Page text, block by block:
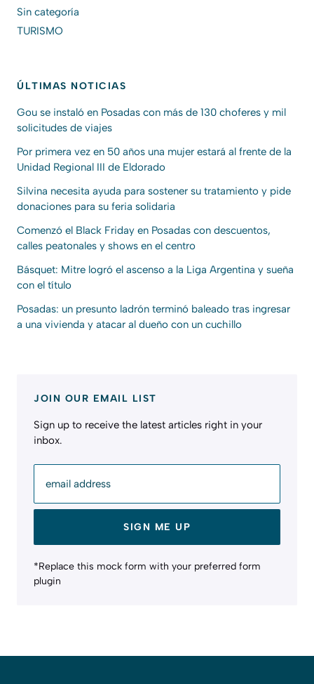
Sin categoría
TURISMO
ÚLTIMAS NOTICIAS
Gou se instaló en Posadas con más de 130 choferes y mil
solicitudes de viajes
Por primera vez en 50 años una mujer estará al frente de la
Unidad Regional III de Eldorado
Silvina necesita ayuda para sostener su tratamiento y pide
donaciones para su feria solidaria
Comenzó el Black Friday en Posadas con descuentos,
calles peatonales y shows en el centro
Básquet: Mitre logró el ascenso a la Liga Argentina y sueña
con el título
Posadas: un presunto ladrón terminó baleado tras ingresar
a una vivienda y atacar al dueño con un cuchillo
JOIN OUR EMAIL LIST
Sign up to receive the latest articles right in your
inbox.
email address
SIGN ME UP
*Replace this mock form with your preferred form
plugin